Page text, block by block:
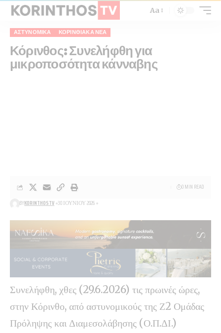
Aa
ΑΣΤΥΝΟΜΙΚΆ ΚΟΡΙΝΘΙΑΚΆ ΝΈΑ
Κόρινθος: Συνελήφθη για
μικροποσότητα κάνναβης
BYKORINTHOSTV 30 ΙΟΥΝΊΟΥ 2026
0 MIN READ
Συνελήφθη, χθες (29.6.2026) τις πρωινές ώρες,
στην Κόρινθο, από αστυνομικούς της Ζ2 Ομάδας
Πρόληψης και Διαμεσολάβησης (Ο.Π.ΔΙ.)